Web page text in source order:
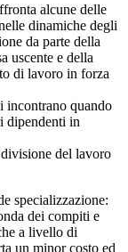
alcune delle
dinamiche degli
da parte della
uscente e della
di lavoro in forza
incontrano quando
dipendenti in
del lavoro
specializzazione:
dei compiti e
a livello di
un minor costo ed